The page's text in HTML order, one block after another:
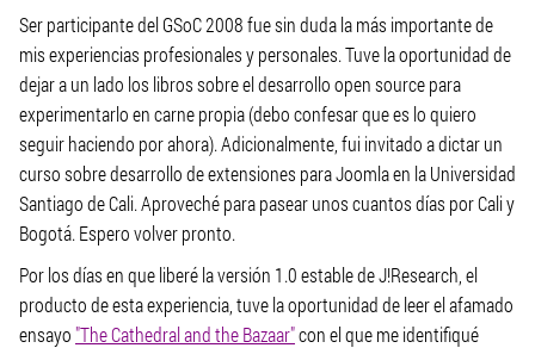
Ser participante del GSoC 2008 fue sin duda la más importante de
mis experiencias profesionales y personales. Tuve la oportunidad de
dejar a un lado los libros sobre el desarrollo open source para
experimentarlo en carne propia (debo confesar que es lo quiero
seguir haciendo por ahora). Adicionalmente, fui invitado a dictar un
curso sobre desarrollo de extensiones para Joomla en la Universidad
Santiago de Cali. Aproveché para pasear unos cuantos días por Cali y
Bogotá. Espero volver pronto.
Por los días en que liberé la versión 1.0 estable de J!Research, el
producto de esta experiencia, tuve la oportunidad de leer el afamado
ensayo"The Cathedral and the Bazaar"con el que me identifiqué
IR A
VISITA EL SITIO WEB